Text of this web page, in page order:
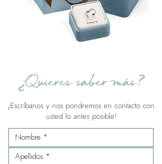
¿Quieres saber más?
¡Escríbanos y nos pondremos en contacto con
usted lo antes posible!